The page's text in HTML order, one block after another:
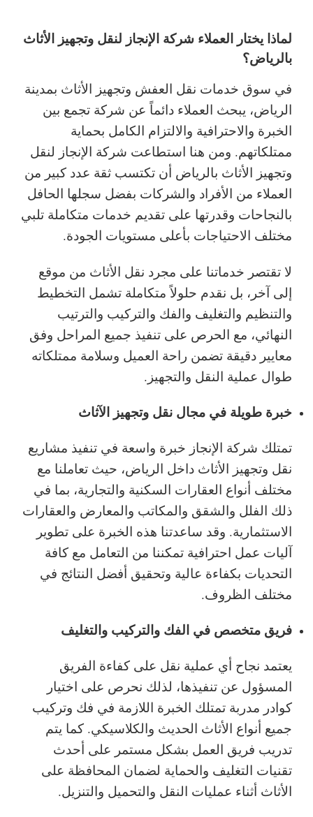
لماذا يختار العملاء شركة الإنجاز لنقل وتجهيز الأثاث
بالرياض؟
في سوق خدمات نقل العفش وتجهيز الأثاث بمدينة
الرياض، يبحث العملاء دائماً عن شركة تجمع بين
الخبرة والاحترافية والالتزام الكامل بحماية
ممتلكاتهم. ومن هنا استطاعت شركة الإنجاز لنقل
وتجهيز الأثاث بالرياض أن تكتسب ثقة عدد كبير من
العملاء من الأفراد والشركات بفضل سجلها الحافل
بالنجاحات وقدرتها على تقديم خدمات متكاملة تلبي
مختلف الاحتياجات بأعلى مستويات الجودة.
لا تقتصر خدماتنا على مجرد نقل الأثاث من موقع
إلى آخر، بل نقدم حلولاً متكاملة تشمل التخطيط
والتنظيم والتغليف والفك والتركيب والترتيب
النهائي، مع الحرص على تنفيذ جميع المراحل وفق
معايير دقيقة تضمن راحة العميل وسلامة ممتلكاته
طوال عملية النقل والتجهيز.
خبرة طويلة في مجال نقل وتجهيز الآثاث
تمتلك شركة الإنجاز خبرة واسعة في تنفيذ مشاريع
نقل وتجهيز الأثاث داخل الرياض، حيث تعاملنا مع
مختلف أنواع العقارات السكنية والتجارية، بما في
ذلك الفلل والشقق والمكاتب والمعارض والعقارات
الاستثمارية. وقد ساعدتنا هذه الخبرة على تطوير
آليات عمل احترافية تمكننا من التعامل مع كافة
التحديات بكفاءة عالية وتحقيق أفضل النتائج في
مختلف الظروف.
فريق متخصص في الفك والتركيب والتغليف
يعتمد نجاح أي عملية نقل على كفاءة الفريق
المسؤول عن تنفيذها، لذلك نحرص على اختيار
كوادر مدربة تمتلك الخبرة اللازمة في فك وتركيب
جميع أنواع الأثاث الحديث والكلاسيكي. كما يتم
تدريب فريق العمل بشكل مستمر على أحدث
تقنيات التغليف والحماية لضمان المحافظة على
الأثاث أثناء عمليات النقل والتحميل والتنزيل.